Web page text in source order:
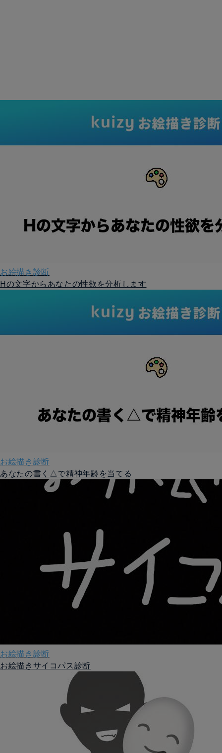
お絵描き診断
Hの文字からあなたの性欲を分析します
お絵描き診断
あなたの書く△で精神年齢を当てる
お絵描き診断
お絵描きサイコパス診断